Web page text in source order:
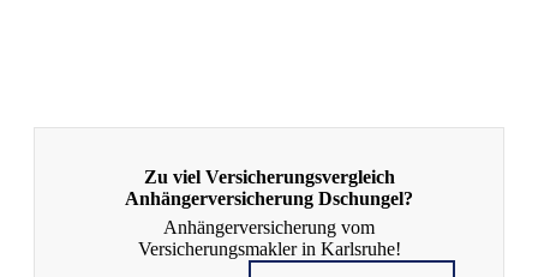
Zu viel Versicherungsvergleich
Anhängerversicherung Dschungel?
Anhängerversicherung vom
Versicherungsmakler in Karlsruhe!